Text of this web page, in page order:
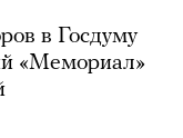
в Госдуму
«Мемориал»